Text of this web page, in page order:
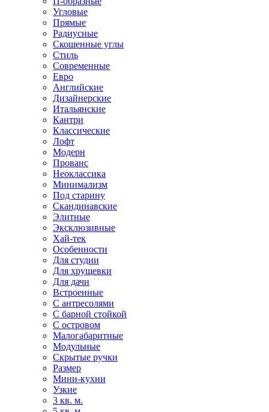
Угловые
Прямые
Радиусные
Скошенные углы
Стиль
Современные
Евро
Английские
Дизайнерские
Итальянские
Кантри
Классические
Лофт
Модерн
Прованс
Неоклассика
Минимализм
Под старину
Скандинавские
Элитные
Эксклюзивные
Хай-тек
Особенности
Для студии
Для хрущевки
Для дачи
Встроенные
С антресолями
С барной стойкой
С островом
Малогабаритные
Модульные
Скрытые ручки
Размер
Мини-кухни
Узкие
3 кв. м.